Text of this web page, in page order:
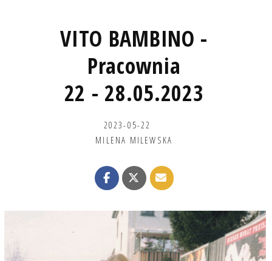
VITO BAMBINO -
Pracownia
22 - 28.05.2023
2023-05-22
MILENA MILEWSKA